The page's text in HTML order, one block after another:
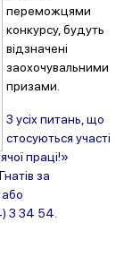
переможцями
конкурсу, будуть
відзначені
заохочувальними
призами.
З усіх питань, що
стосуються участі
праці!»
за
3 34 54.